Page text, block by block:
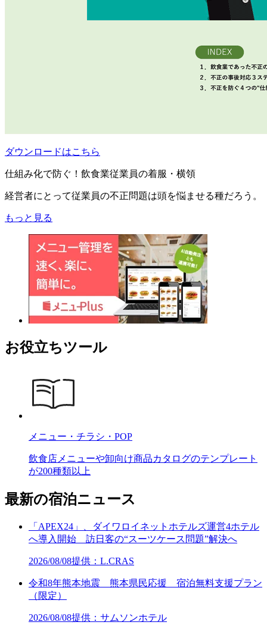
ダウンロードはこちら
仕組み化で防ぐ！飲食業従業員の着服・横領
経営者にとって従業員の不正問題は頭を悩ませる種だろう。
もっと見る
お役立ちツール
メニュー・チラシ・POP
飲食店メニューや卸向け商品カタログのテンプレート
が200種類以上
最新の宿泊ニュース
「APEX24」、ダイワロイネットホテルズ運営4ホテル
へ導入開始 訪日客の“スーツケース問題”解決へ
2026/08/08提供：L.CRAS
令和8年熊本地震 熊本県民応援 宿泊無料支援プラン
（限定）
2026/08/08提供：サムソンホテル